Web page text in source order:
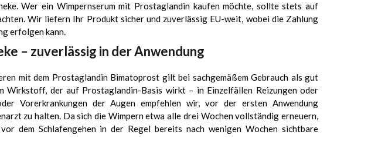
Wer ein Wimpernserum mit Prostaglandin kaufen möchte, sollte stets auf
Wir liefern Ihr Produkt sicher und zuverlässig EU-weit, wobei die Zahlung
erfolgen kann.
– zuverlässig in der Anwendung
mit dem Prostaglandin Bimatoprost gilt bei sachgemäßem Gebrauch als gut
Wirkstoff, der auf Prostaglandin-Basis wirkt – in Einzelfällen Reizungen oder
Vorerkrankungen der Augen empfehlen wir, vor der ersten Anwendung
zu halten. Da sich die Wimpern etwa alle drei Wochen vollständig erneuern,
dem Schlafengehen in der Regel bereits nach wenigen Wochen sichtbare